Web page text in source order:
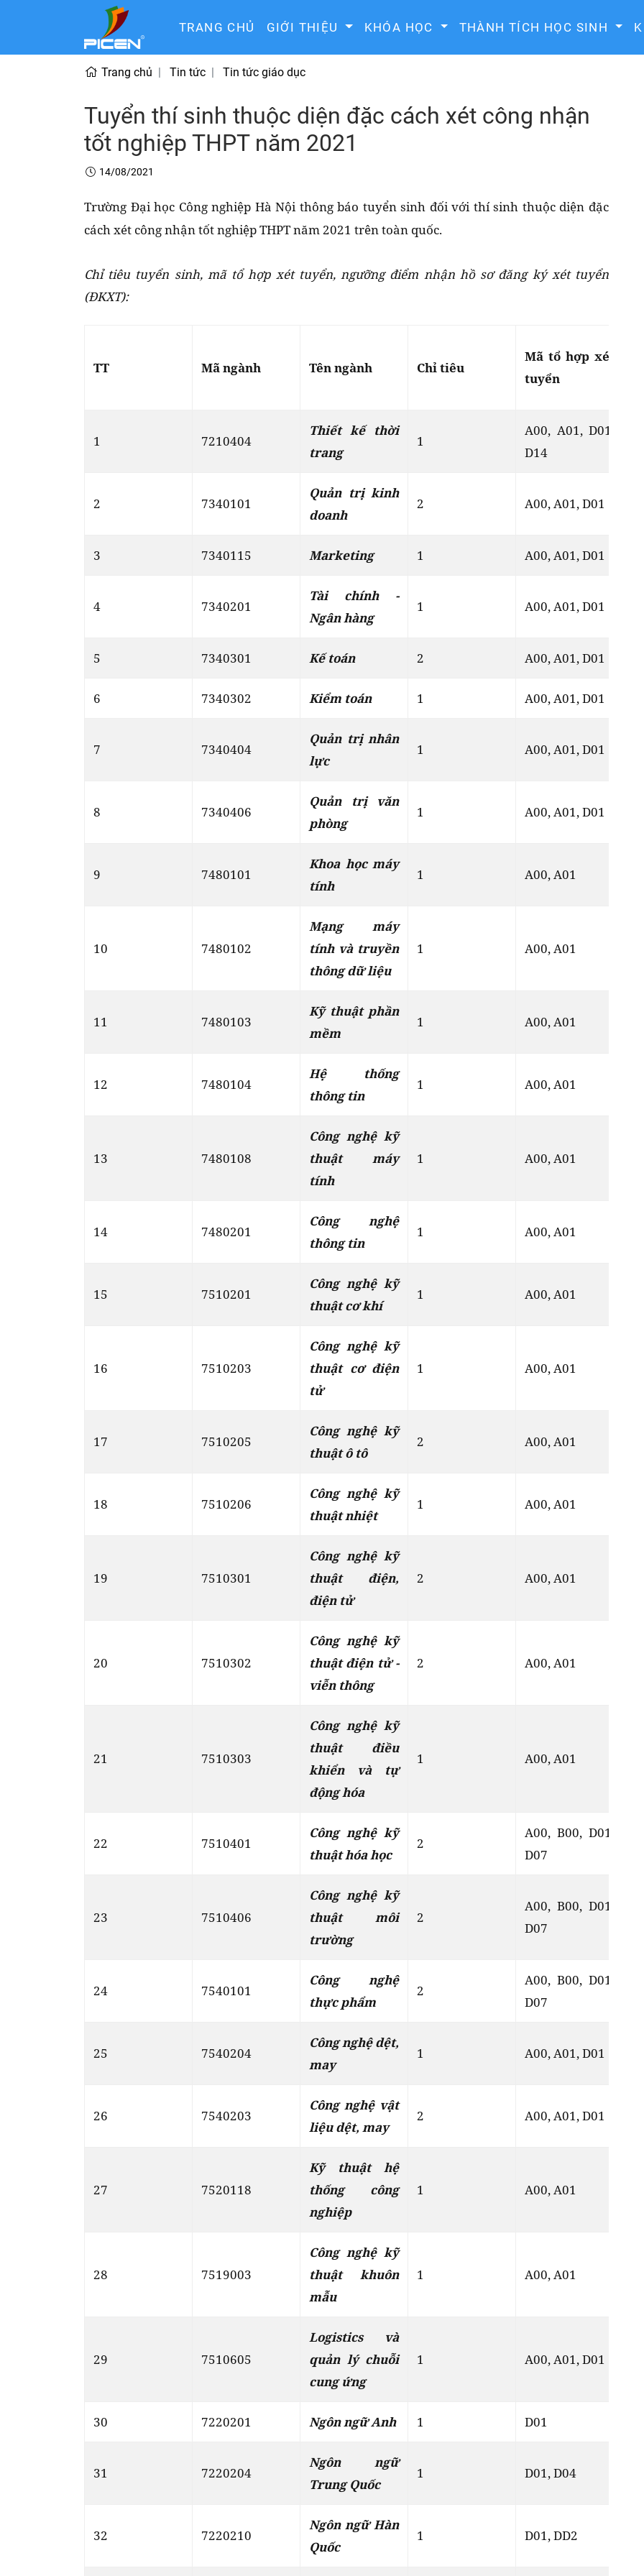
TRANG CHỦ GIỚI THIỆU KHÓA HỌC THÀNH TÍCH HỌC SINH
Trang chủ Tin tức Tin tức giáo dục
Tuyển thí sinh thuộc diện đặc cách xét công nhận
tốt nghiệp THPT năm 2021
14/08/2021
Trường Đại học Công nghiệp Hà Nội thông báo tuyển sinh đối với thí sinh thuộc diện đặc
cách xét công nhận tốt nghiệp THPT năm 2021 trên toàn quốc.
Chỉ tiêu tuyển sinh, mã tổ hợp xét tuyển, ngưỡng điểm nhận hồ sơ đăng ký xét tuyển
(ĐKXT):
TT Mã ngành Tên ngành Chỉ tiêu
Mã tổ hợp xét
tuyển
1 7210404
Thiết kế thời
trang
1
A00, A01, D01,
D14
2 7340101
Quản trị kinh
doanh
2 A00, A01, D01
3 7340115 Marketing 1 A00, A01, D01
4 7340201
Tài chính -
Ngân hàng
1 A00, A01, D01
5 7340301 Kế toán 2 A00, A01, D01
6 7340302 Kiểm toán 1 A00, A01, D01
7 7340404
Quản trị nhân
lực
1 A00, A01, D01
8 7340406
Quản trị văn
phòng
1 A00, A01, D01
9 7480101
Khoa học máy
tính
1 A00, A01
10 7480102
Mạng máy
tính và truyền
thông dữ liệu
1 A00, A01
11 7480103
Kỹ thuật phần
mềm
1 A00, A01
12 7480104
Hệ thống
thông tin
1 A00, A01
13 7480108
Công nghệ kỹ
thuật máy
tính
1 A00, A01
14 7480201
Công nghệ
thông tin
1 A00, A01
15 7510201
Công nghệ kỹ
thuật cơ khí
1 A00, A01
16 7510203
Công nghệ kỹ
thuật cơ điện
tử
1 A00, A01
17 7510205
Công nghệ kỹ
thuật ô tô
2 A00, A01
18 7510206
Công nghệ kỹ
thuật nhiệt
1 A00, A01
19 7510301
Công nghệ kỹ
thuật điện,
điện tử
2 A00, A01
20 7510302
Công nghệ kỹ
thuật điện tử -
viễn thông
2 A00, A01
21 7510303
Công nghệ kỹ
thuật điều
khiển và tự
động hóa
1 A00, A01
22 7510401
Công nghệ kỹ
thuật hóa học
2
A00, B00, D01,
D07
23 7510406
Công nghệ kỹ
thuật môi
trường
2
A00, B00, D01,
D07
24 7540101
Công nghệ
thực phẩm
2
A00, B00, D01,
D07
25 7540204
Công nghệ dệt,
may
1 A00, A01, D01
26 7540203
Công nghệ vật
liệu dệt, may
2 A00, A01, D01
27 7520118
Kỹ thuật hệ
thống công
nghiệp
1 A00, A01
28 7519003
Công nghệ kỹ
thuật khuôn
mẫu
1 A00, A01
29 7510605
Logistics và
quản lý chuỗi
cung ứng
1 A00, A01, D01
30 7220201 Ngôn ngữ Anh 1 D01
31 7220204
Ngôn ngữ
Trung Quốc
1 D01, D04
32 7220210
Ngôn ngữ Hàn
Quốc
1 D01, DD2